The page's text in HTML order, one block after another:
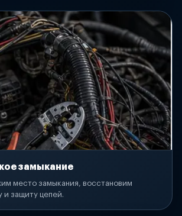
замыкание
место замыкания, восстановим
и защиту цепей.